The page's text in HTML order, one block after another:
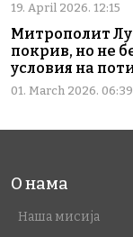
19. April 2026. 12:15
Митрополит
покрив, но не
условия на
01. March 2026. 06:39
О нама
Наша мисија